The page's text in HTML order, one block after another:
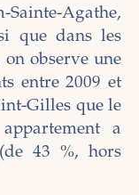
Sainte-Agathe,
que dans les
observe une
entre 2009 et
Gilles que le
a
43 %, hors